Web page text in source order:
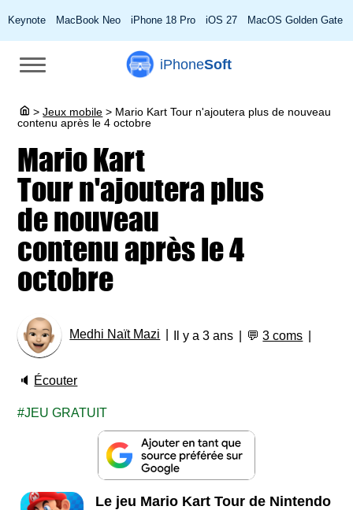
Keynote MacBook Neo iPhone 18 Pro iOS 27 MacOS Golden Gate
iPhoneSoft
> Jeux mobile > Mario Kart Tour n'ajoutera plus de nouveau
contenu après le 4 octobre
Mario Kart
Tour n'ajoutera plus
de nouveau
contenu après le 4
octobre
Medhi Naït Mazi Il y a 3 ans 💬3 coms
🔈 Écouter
JEU GRATUIT
Le jeu Mario Kart Tour de Nintendo